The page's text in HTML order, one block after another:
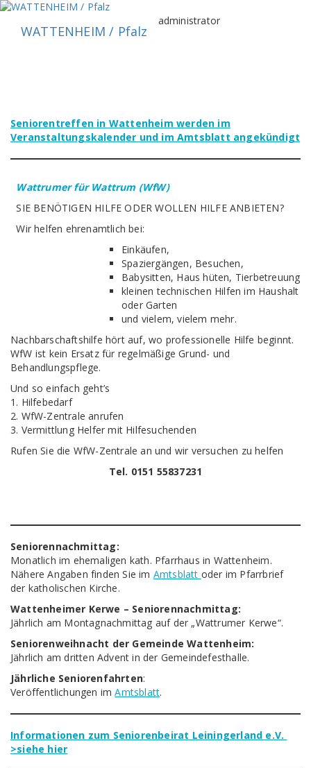
Zum
springenWATTENHEIM / Pfalz
administrator
Seniorentreffen in Wattenheim werden im
Veranstaltungskalender und im Amtsblatt angekündigt
Wattrumer für Wattrum (WfW)
SIE BENÖTIGEN HILFE ODER WOLLEN HILFE ANBIETEN?
Wir helfen ehrenamtlich bei:
Einkäufen,
Spaziergängen, Besuchen,
Babysitten, Haus hüten, Tierbetreuung
kleinen technischen Hilfen im Haushalt
oder Garten
und vielem, vielem mehr.
Nachbarschaftshilfe hört auf, wo professionelle Hilfe beginnt.
WfW ist kein Ersatz für regelmäßige Grund- und
Behandlungspflege.
Und so einfach geht’s
1. Hilfebedarf
2. WfW-Zentrale anrufen
3. Vermittlung Helfer mit Hilfesuchenden
Rufen Sie die WfW-Zentrale an und wir versuchen zu helfen
Tel. 0151 55837231
Seniorennachmittag:
Monatlich im ehemaligen kath. Pfarrhaus in Wattenheim.
Nähere Angaben finden Sie im Amtsblatt oder im Pfarrbrief
der katholischen Kirche.
Wattenheimer Kerwe – Seniorennachmittag:
Jährlich am Montagnachmittag auf der „Wattrumer Kerwe“.
Seniorenweihnacht der Gemeinde Wattenheim:
Jährlich am dritten Advent in der Gemeindefesthalle.
Jährliche Seniorenfahrten:
Veröffentlichungen imAmtsblatt.
Informationen zum Seniorenbeirat Leiningerland e.V.
>siehe hier